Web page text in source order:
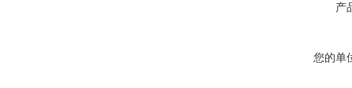
产
您的单